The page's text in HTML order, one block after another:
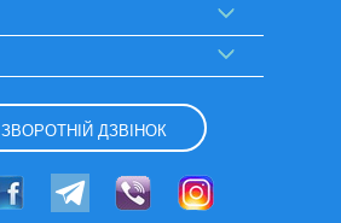
ЗВОРОТНІЙ ДЗВІНОК